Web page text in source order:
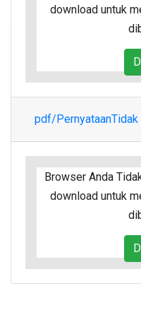
download untuk
pdf/
Browser Anda
download untuk